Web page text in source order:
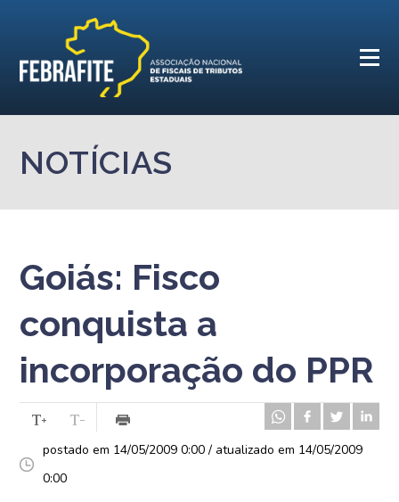
NOTÍCIAS
Goiás: Fisco
conquista a
incorporação do PPR
postado em 14/05/2009 0:00 / atualizado em 14/05/2009
0:00